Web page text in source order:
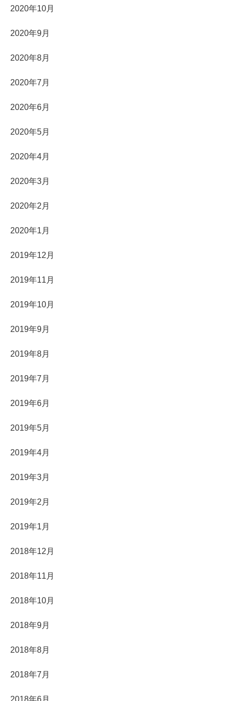
2020年10月
2020年9月
2020年8月
2020年7月
2020年6月
2020年5月
2020年4月
2020年3月
2020年2月
2020年1月
2019年12月
2019年11月
2019年10月
2019年9月
2019年8月
2019年7月
2019年6月
2019年5月
2019年4月
2019年3月
2019年2月
2019年1月
2018年12月
2018年11月
2018年10月
2018年9月
2018年8月
2018年7月
2018年6月